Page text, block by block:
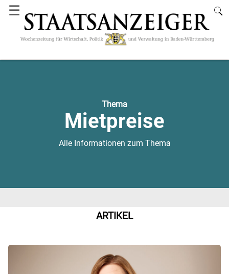
☰
Thema
Mietpreise
Alle Informationen zum Thema
ARTIKEL